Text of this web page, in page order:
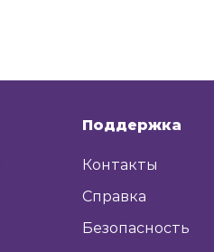
Поддержка
Контакты
Справка
Безопасность